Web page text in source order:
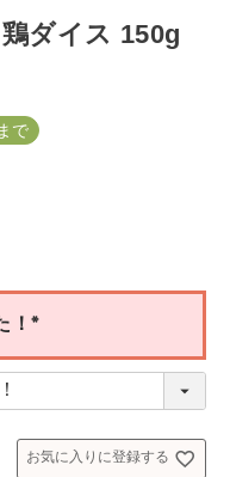
鶏ダイス 150g
で
！
(
須
)
お気に入りに登録する